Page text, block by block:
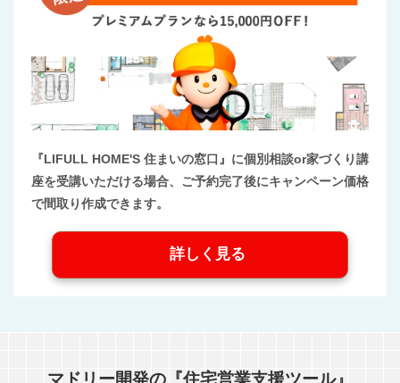
『LIFULL HOME'S 住まいの窓口』に個別相談or家づくり講
座を受講いただける場合、ご予約完了後にキャンペーン価格
で間取り作成できます。
詳しく見る
マドリー開発の『住宅営業支援ツール』